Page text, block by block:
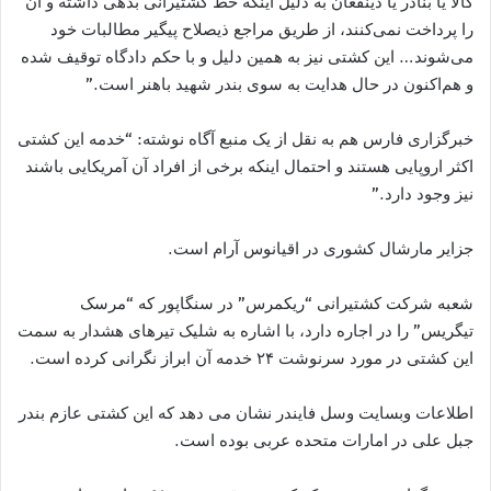
را پرداخت نمی‌کنند، از طریق مراجع ذیصلاح پیگیر مطالبات خود
می‌شوند… این کشتی نیز به همین دلیل و با حکم دادگاه توقیف شده
و هم‌اکنون در حال هدایت به سوی بندر شهید باهنر است.”
خبرگزاری فارس هم به نقل از یک منبع آگاه نوشته: “خدمه این کشتی
اکثر اروپایی هستند و احتمال اینکه برخی از افراد آن آمریکایی باشند
نیز وجود دارد.”
جزایر مارشال کشوری در اقیانوس آرام است.
شعبه شرکت کشتیرانی “ریکمرس” در سنگاپور که “مرسک
تیگریس” را در اجاره دارد، با اشاره به شلیک تیرهای هشدار به سمت
این کشتی در مورد سرنوشت ۲۴ خدمه آن ابراز نگرانی کرده است.
اطلاعات وبسایت وسل فایندر نشان می دهد که این کشتی عازم بندر
جبل علی در امارات متحده عربی بوده است.